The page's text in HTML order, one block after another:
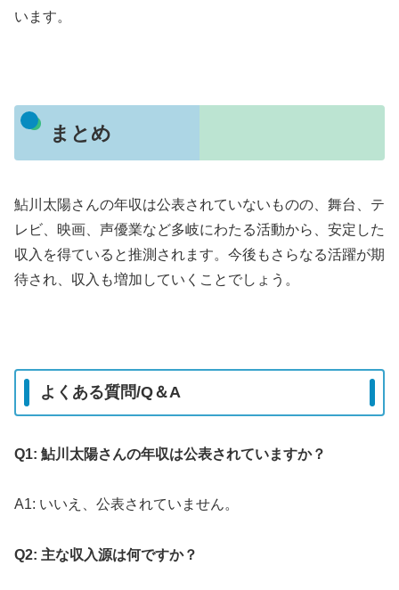
います。
まとめ
鮎川太陽さんの年収は公表されていないものの、舞台、テ
レビ、映画、声優業など多岐にわたる活動から、安定した
収入を得ていると推測されます。今後もさらなる活躍が期
待され、収入も増加していくことでしょう。
よくある質問/Q＆A
Q1: 鮎川太陽さんの年収は公表されていますか？
A1: いいえ、公表されていません。
Q2: 主な収入源は何ですか？